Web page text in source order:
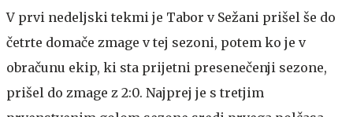
V prvi nedeljski tekmi je Tabor v Sežani prišel še do
četrte domače zmage v tej sezoni, potem ko je v
obračunu ekip, ki sta prijetni presenečenji sezone,
prišel do zmage z 2:0. Najprej je s tretjim